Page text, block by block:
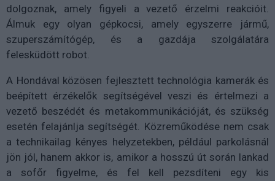
dolgoznak, amely figyeli a vezető érzelmi reakcióit.
Álmuk egy olyan gépkocsi, amely egyszerre jármű,
szuperszámítógép, és a gazdája szolgálatára
felesküdött robot.
A Hondával közösen fejlesztett technológia kamerák és
beépített érzékelők segítségével veszi és értelmezi a
vezető beszédét és metakommunikációját, és szükség
esetén felajánlja segítségét. Közreműködése nem csak
a technikailag kényes helyzetekben, például parkolásnál
jön jól, hanem akkor is, amikor a hosszú út során lankad
a sofőr figyelme, és fel kell pezsdíteni egy kis